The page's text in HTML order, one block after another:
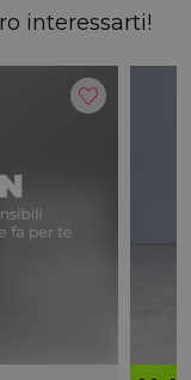
interessarti!